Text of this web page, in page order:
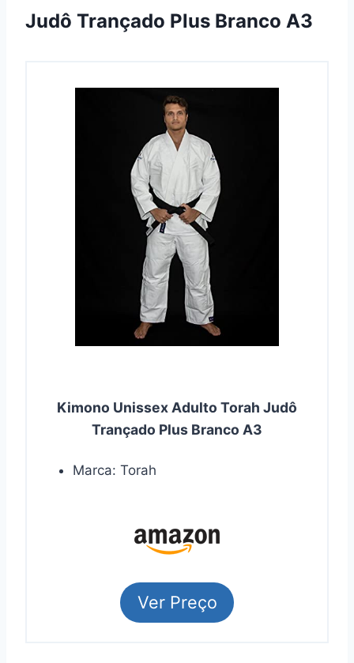
Judô Trançado Plus Branco A3
Kimono Unissex Adulto Torah Judô
Trançado Plus Branco A3
Marca: Torah
Ver Preço